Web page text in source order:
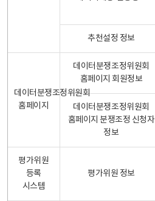
추천설정 정보
데이터분쟁조정위원회
홈페이지
데이터분쟁조정위원회
홈페이지 회원정보
데이터분쟁조정위원회
홈페이지 분쟁조정 신청자
정보
평가위원
등록
시스템
평가위원 정보